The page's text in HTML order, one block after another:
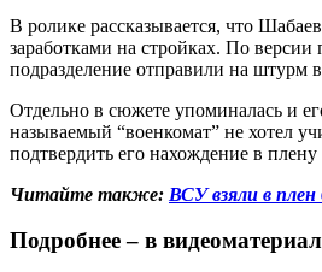
В ролике рассказывается, что
заработками на стройках. По
подразделение отправили на штурм
Отдельно в сюжете упоминалась и
называемый “военкомат” не хотел
подтвердить его нахождение в
Читайте также: ВСУ взяли в
Подробнее – в